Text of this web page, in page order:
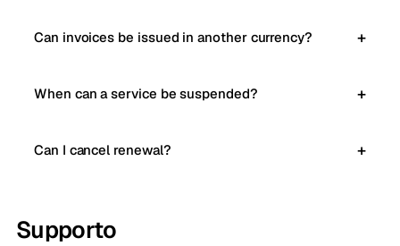
Can invoices be issued in another currency?
When can a service be suspended?
Can I cancel renewal?
Supporto